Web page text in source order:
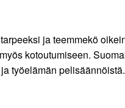
ja teemmekö
kotoutumiseen.
työelämän